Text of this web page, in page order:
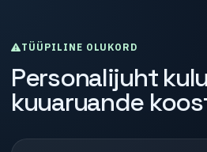
TÜÜPILINE OLUKORD
Personalijuht
kuuaruande